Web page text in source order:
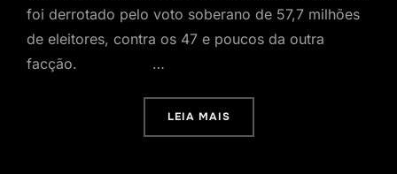
foi derrotado pelo voto soberano de 57,7 milhões
de eleitores, contra os 47 e poucos da outra
facção. …
LEIA MAIS“DEPOIS DA DECISÃO”